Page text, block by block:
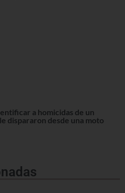
a homicidas de un
dispararon desde una moto